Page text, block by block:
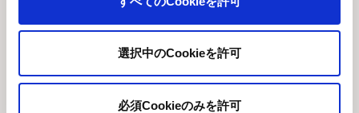
選択中のCookieを許可
必須Cookieのみを許可